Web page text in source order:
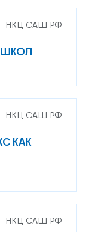
НКЦ САШ РФ
НКЦ САШ РФ
КАК
НКЦ САШ РФ